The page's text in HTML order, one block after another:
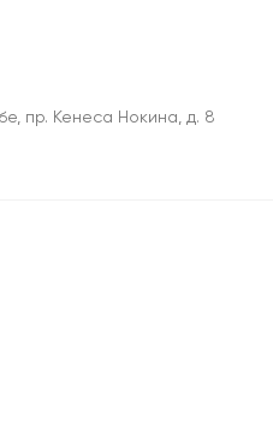
пр. Кенеса Нокина, д. 8